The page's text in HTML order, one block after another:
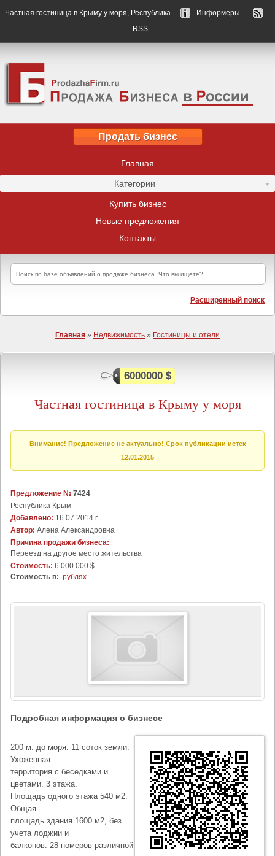
Частная гостиница в Крыму у моря, Республика - Информеры
-
RSS
Продать бизнес
Главная
Категории
Купить бизнес
Новые предложения
Контакты
Расширенный поиск
Главная » Недвижимость » Гостиницы и отели
6000000 $
Частная гостиница в Крыму у моря
Внимание! Предложение не актуально! Срок публикации истек
12.01.2015
Предложение № 7424
Республика Крым
Добавлено: 16.07.2014 г.
Автор: Алена Александровна
Причина продажи бизнеса:
Переезд на другое место жительства
Стоимость: 6 000 000 $
Стоимость в: рублях
Подробная информация о бизнесе
200 м. до моря. 11 соток земли.
Ухоженная
территория с беседками и
цветами. 3 этажа.
Площадь одного этажа 540 м2.
Общая
площадь здания 1600 м2, без
учета лоджии и
балконов. 28 номеров различной